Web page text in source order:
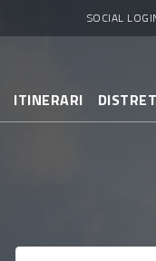
SOCIAL
ITINERARI